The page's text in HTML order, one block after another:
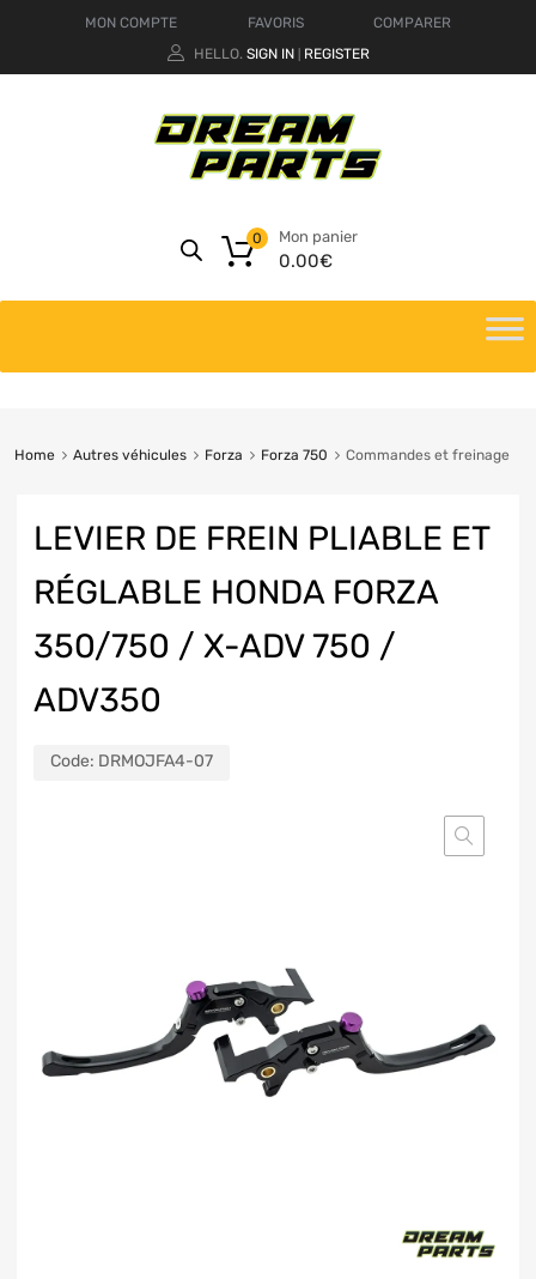
MON COMPTE FAVORIS
COMPARER
HELLO. SIGN IN REGISTER
Mon panier
0.00€
0
Home Autres véhicules Forza Forza 750 Commandes et freinage
LEVIER DE FREIN PLIABLE ET
RÉGLABLE HONDA FORZA
350/750 / X-ADV 750 /
ADV350
Code: DRMOJFA4-07